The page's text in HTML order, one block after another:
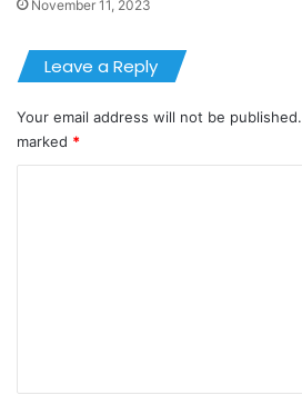
November 11, 2023
Leave a Reply
Your email address will not be published.
marked *